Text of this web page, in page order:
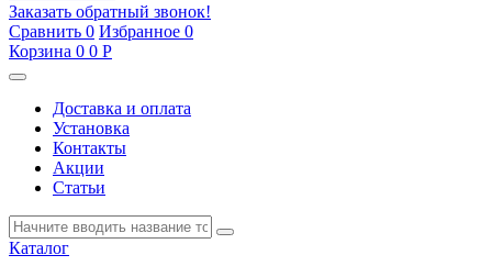
Заказать обратный звонок!
Сравнить 0 Избранное 0
Корзина 0 0 Р
Доставка и оплата
Установка
Контакты
Акции
Статьи
Каталог